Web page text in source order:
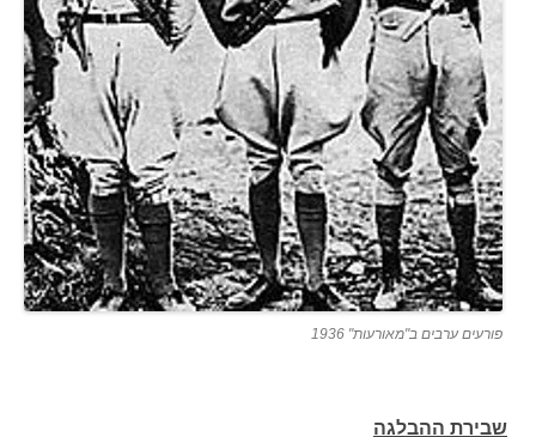
פורעים ערבים ב"מאורעות" 1936
שבירת ההבלגה